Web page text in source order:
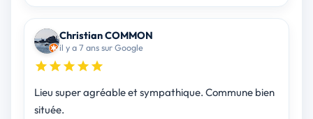
Christian COMMON
il y a 7 ans sur Google
Lieu super agréable et sympathique. Commune bien
située.